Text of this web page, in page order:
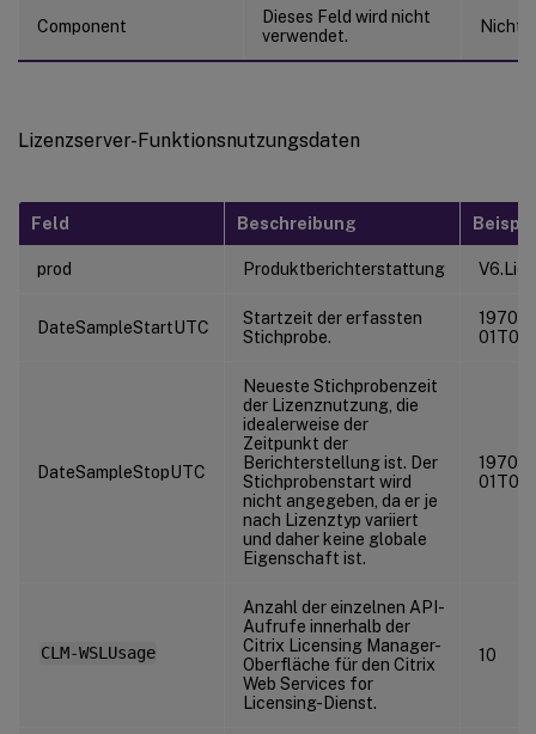
Component
Dieses Feld wird nicht
verwendet.
Nicht
Lizenzserver-Funktionsnutzungsdaten
Feld Beschreibung
prod Produktberichterstattung
DateSampleStartUTC
Startzeit der erfassten
Stichprobe.
1970-
DateSampleStopUTC
Neueste Stichprobenzeit
der Lizenznutzung, die
idealerweise der
Zeitpunkt der
Berichterstellung ist. Der
Stichprobenstart wird
nicht angegeben, da er je
nach Lizenztyp variiert
und daher keine globale
Eigenschaft ist.
1970-
CLM-WSLUsage
Anzahl der einzelnen API-
Aufrufe innerhalb der
Citrix Licensing Manager-
Oberfläche für den Citrix
Web Services for
Licensing-Dienst.
10